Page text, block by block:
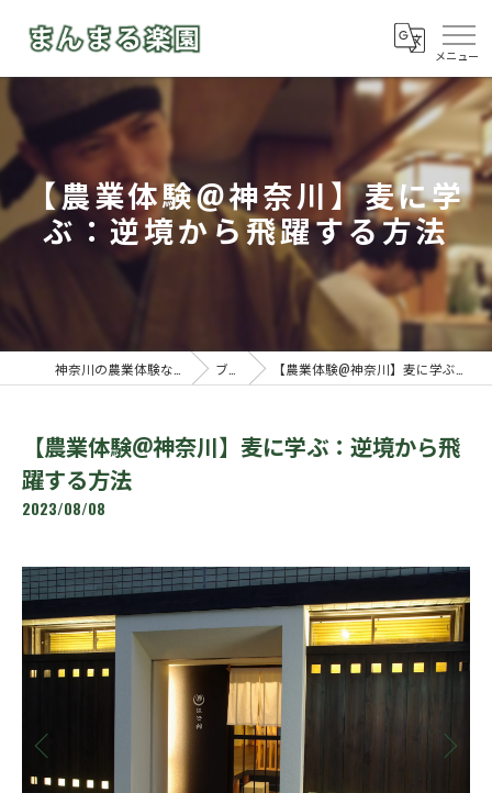
【農業体験@神奈川】麦に学
ぶ：逆境から飛躍する方法
ブログ 【農業体験@神奈川】麦に学ぶ：逆境から飛躍する方法
【農業体験@神奈川】麦に学ぶ：逆境から飛
躍する方法
2023/08/08